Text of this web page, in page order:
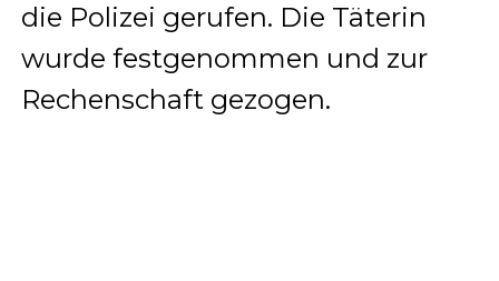
die Polizei gerufen. Die Täterin
wurde festgenommen und zur
Rechenschaft gezogen.